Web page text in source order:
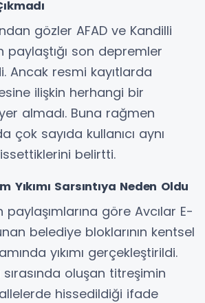
gözler AFAD ve Kandilli
paylaştığı son depremler
Ancak resmi kayıtlarda
ilişkin herhangi bir
almadı. Buna rağmen
çok sayıda kullanıcı aynı
belirtti.
Yıkımı Sarsıntıya Neden Oldu
paylaşımlarına göre Avcılar E-
belediye bloklarının kentsel
yıkımı gerçekleştirildi.
sırasında oluşan titreşimin
hissedildiği ifade